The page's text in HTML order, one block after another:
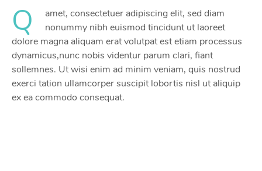
Q
amet, consectetuer adipiscing elit, sed diam
nonummy nibh euismod tincidunt ut laoreet
dolore magna aliquam erat volutpat est etiam processus
dynamicus,nunc nobis videntur parum clari, fiant
sollemnes. Ut wisi enim ad minim veniam, quis nostrud
exerci tation ullamcorper suscipit lobortis nisl ut aliquip
ex ea commodo consequat.